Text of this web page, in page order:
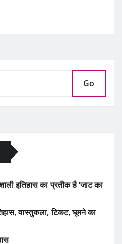
Go
इतिहास का प्रतीक है ‘जाट का
वास्तुकला, टिकट, घूमने का